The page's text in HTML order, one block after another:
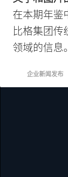
在本期年鉴
比格集团传
领域的信息。
企业新闻发布